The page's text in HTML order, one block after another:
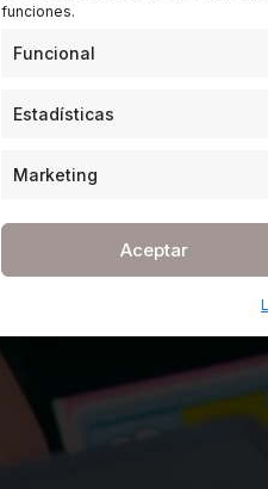
funciones.
Funcional
Estadísticas
Marketing
Aceptar